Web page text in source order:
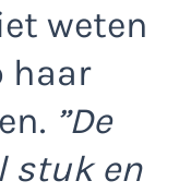
weten
haar
”De
stuk en